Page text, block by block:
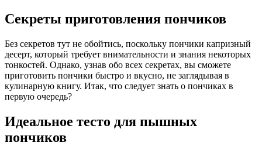
Секреты приготовления пончиков
Без секретов тут не обойтись, поскольку пончики капризный
десерт, который требует внимательности и знания некоторых
тонкостей. Однако, узнав обо всех секретах, вы сможете
приготовить пончики быстро и вкусно, не заглядывая в
кулинарную книгу. Итак, что следует знать о пончиках в
первую очередь?
Идеальное тесто для пышных
пончиков